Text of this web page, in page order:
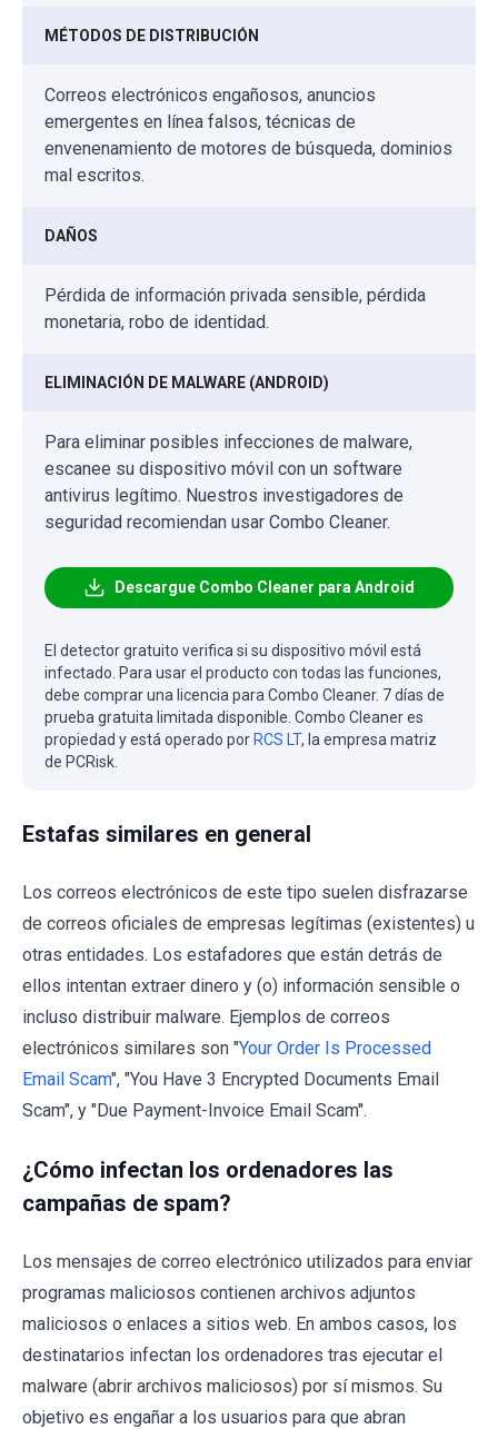
MÉTODOS DE DISTRIBUCIÓN
Correos electrónicos engañosos, anuncios
emergentes en línea falsos, técnicas de
envenenamiento de motores de búsqueda, dominios
mal escritos.
DAÑOS
Pérdida de información privada sensible, pérdida
monetaria, robo de identidad.
ELIMINACIÓN DE MALWARE (ANDROID)
Para eliminar posibles infecciones de malware,
escanee su dispositivo móvil con un software
antivirus legítimo. Nuestros investigadores de
seguridad recomiendan usar Combo Cleaner.
Descargue Combo Cleaner para Android
El detector gratuito verifica si su dispositivo móvil está
infectado. Para usar el producto con todas las funciones,
debe comprar una licencia para Combo Cleaner. 7 días de
prueba gratuita limitada disponible. Combo Cleaner es
propiedad y está operado por RCS LT, la empresa matriz
de PCRisk.
Estafas similares en general
Los correos electrónicos de este tipo suelen disfrazarse
de correos oficiales de empresas legítimas (existentes) u
otras entidades. Los estafadores que están detrás de
ellos intentan extraer dinero y (o) información sensible o
incluso distribuir malware. Ejemplos de correos
electrónicos similares son "Your Order Is Processed
Email Scam", "You Have 3 Encrypted Documents Email
Scam", y "Due Payment-Invoice Email Scam".
¿Cómo infectan los ordenadores las
campañas de spam?
Los mensajes de correo electrónico utilizados para enviar
programas maliciosos contienen archivos adjuntos
maliciosos o enlaces a sitios web. En ambos casos, los
destinatarios infectan los ordenadores tras ejecutar el
malware (abrir archivos maliciosos) por sí mismos. Su
objetivo es engañar a los usuarios para que abran